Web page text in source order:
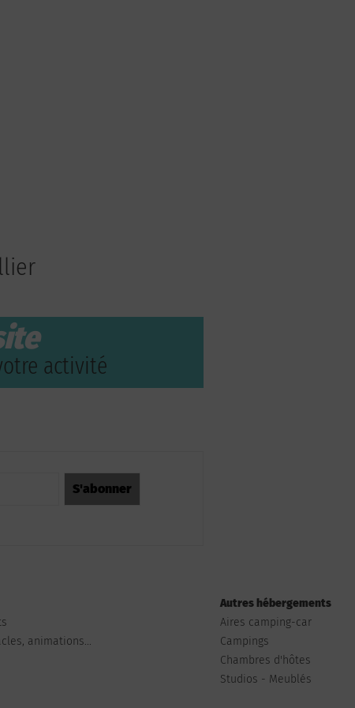
activité
animations...
Autres hébergements
Aires camping-car
Campings
Chambres d'hôtes
Studios - Meublés